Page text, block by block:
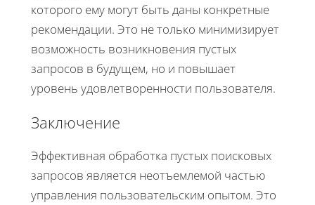
которого ему могут быть даны конкретные
рекомендации. Это не только минимизирует
возможность возникновения пустых
запросов в будущем, но и повышает
уровень удовлетворенности пользователя.
Заключение
Эффективная обработка пустых поисковых
запросов является неотъемлемой частью
управления пользовательским опытом. Это